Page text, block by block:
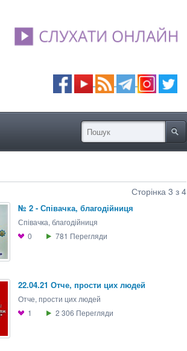
Сторінка 3 з 4
№ 2 - Співачка, благодійниця
Співачка, благодійниця
0
781 Перегляди
22.04.21 Отче, прости цих людей
Отче, прости цих людей
1
2 306 Перегляди